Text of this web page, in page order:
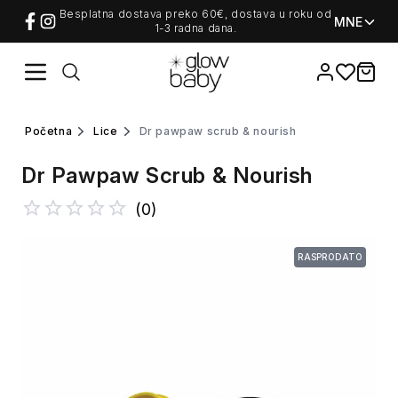
Besplatna dostava preko 60€, dostava u roku od
1-3 radna dana.
MNE
Favorites
items
početna lice dr pawpaw scrub & nourish
Dr Pawpaw Scrub & Nourish
(0)
RASPRODATO